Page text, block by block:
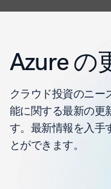
Azure の
クラウド投資のニー
能に関する最新の更
す。最新情報を入手
とができます。